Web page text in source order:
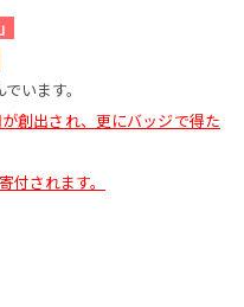
います。
創出され、更にバッジで得た
付されます。